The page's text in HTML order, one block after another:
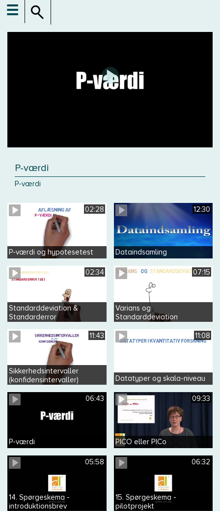
☰
P-værdi
P-værdi
02:28
P-værdi og hypotesetest
12:30
Dataindsamling
02:34
Standarddeviation &
Standarderror
07:15
Varians og
Standarddeviation
11:43
Sikkerhedsintervaller
(konfidensintervaller)
11:08
Datatyper og skala-niveau
06:43
P-værdi
09:33
PICO eller PICo
05:58
14. Spørgeskema -
introduktionsbrev
06:32
15. Spørgeskema -
pilotprojekt